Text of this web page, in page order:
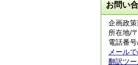
お問い
企画政
所在地/
電話番
メール
翻訳ツ